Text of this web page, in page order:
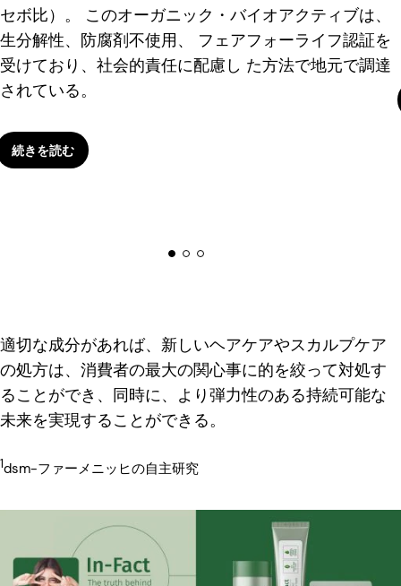
セボ比）。 このオーガニック・バイオアクティブは、
生分解性、防腐剤不使用、 フェアフォーライフ認証を
受けており、社会的責任に配慮し た方法で地元で調達
されている。
続きを読む
適切な成分があれば、新しいヘアケアやスカルプケア
の処方は、消費者の最大の関心事に的を絞って対処す
ることができ、同時に、より弾力性のある持続可能な
未来を実現することができる。
1dsm-ファーメニッヒの自主研究